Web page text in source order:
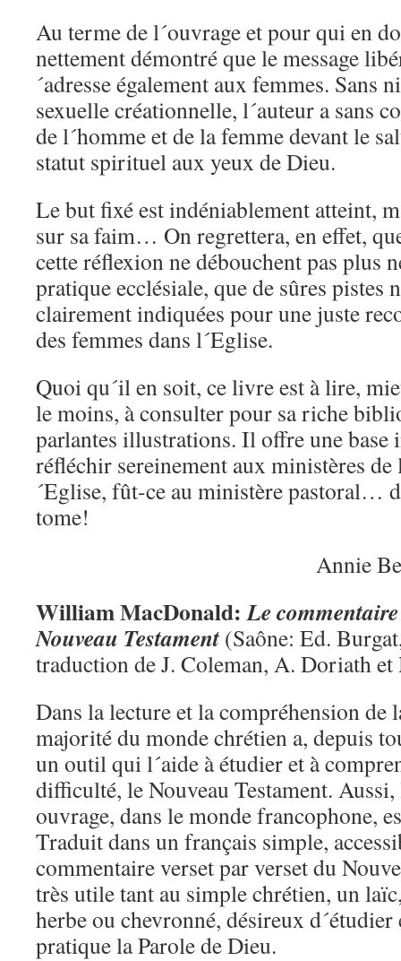
Au terme de l´ouvrage et pour qui en
nettement démontré que le message
´adresse également aux femmes. Sans
sexuelle créationnelle, l´auteur a sans
de l´homme et de la femme devant le
statut spirituel aux yeux de Dieu.
Le but fixé est indéniablement atteint,
sur sa faim… On regrettera, en effet,
cette réflexion ne débouchent pas plus
pratique ecclésiale, que de sûres pistes
clairement indiquées pour une juste
des femmes dans l´Eglise.
Quoi qu´il en soit, ce livre est à lire,
le moins, à consulter pour sa riche
parlantes illustrations. Il offre une
réfléchir sereinement aux ministères de
´Eglise, fût-ce au ministère pastoral…
tome!
Annie
William MacDonald:Le
Nouveau Testament(Saône: Ed.
traduction de J. Coleman, A. Doriath
Dans la lecture et la compréhension de
majorité du monde chrétien a, depuis
un outil qui l´aide à étudier et à
difficulté, le Nouveau Testament.
ouvrage, dans le monde francophone,
Traduit dans un français simple,
commentaire verset par verset du
très utile tant au simple chrétien, un
herbe ou chevronné, désireux d´étudier
pratique la Parole de Dieu.